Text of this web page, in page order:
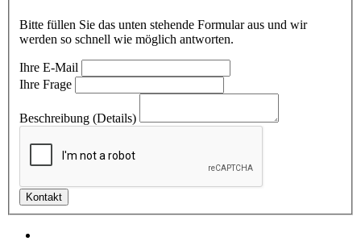
Bitte füllen Sie das unten stehende Formular aus und wir
werden so schnell wie möglich antworten.
Ihre E-Mail
Ihre Frage
Beschreibung (Details)